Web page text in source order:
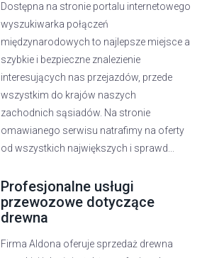
Dostępna na stronie portalu internetowego
wyszukiwarka połączeń
międzynarodowych to najlepsze miejsce a
szybkie i bezpieczne znalezienie
interesujących nas przejazdów, przede
wszystkim do krajów naszych
zachodnich sąsiadów. Na stronie
omawianego serwisu natrafimy na oferty
od wszystkich największych i sprawd...
Profesjonalne usługi
przewozowe dotyczące
drewna
Firma Aldona oferuje sprzedaż drewna